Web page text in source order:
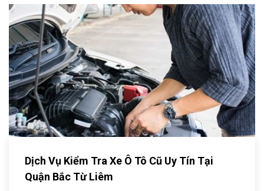
Dịch Vụ Kiểm Tra Xe Ô Tô Cũ Uy Tín Tại
Quận Bắc Từ Liêm